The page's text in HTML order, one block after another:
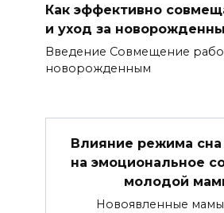
Как эффективно
и уход за
Введение Совмещение
новорожденным
Влияние режима
на эмоциональное
молодой
Новоявленные мамы